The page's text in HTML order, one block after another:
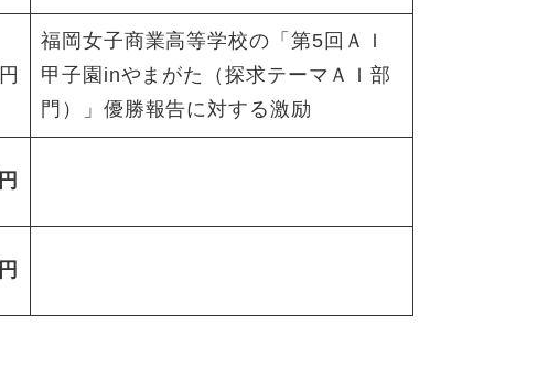
福岡女子商業高等学校の「第5回ＡＩ
甲子園inやまがた（探求テーマＡＩ部
門）」優勝報告に対する激励